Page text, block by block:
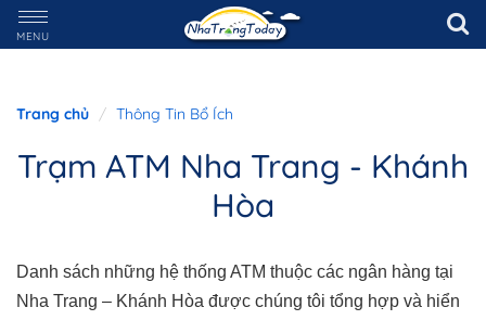
MENU
Trang chủ Thông Tin Bổ Ích
Trạm ATM Nha Trang - Khánh
Hòa
Danh sách những hệ thống ATM thuộc các ngân hàng tại
Nha Trang – Khánh Hòa được chúng tôi tổng hợp và hiển